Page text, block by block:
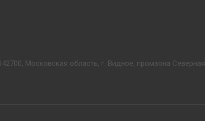
Московская область, г. Видное, промзона